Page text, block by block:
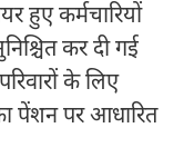
हुए कर्मचारियों
कर दी गई
के लिए
पेंशन पर आधारित